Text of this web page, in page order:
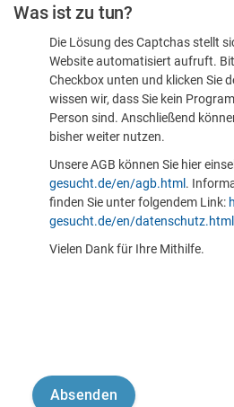
sind
Was ist zu tun?
Die Lösung des Captchas stellt
Website automatisiert aufruft.
Checkbox unten und klicken Sie
wissen wir, dass Sie kein
Person sind. Anschließend
bisher weiter nutzen.
Unsere AGB können Sie hier
gesucht.de/en/agb.html .
finden Sie unter folgendem Link:
gesucht.de/en/datenschutz.html
Vielen Dank für Ihre Mithilfe.